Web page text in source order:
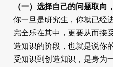
（一）选择自己的问题取向
你一旦是研究生，你就已经
完全乐在其中，更要从而接
造知识的阶段，也就是说你
受知识到创造知识，是身为